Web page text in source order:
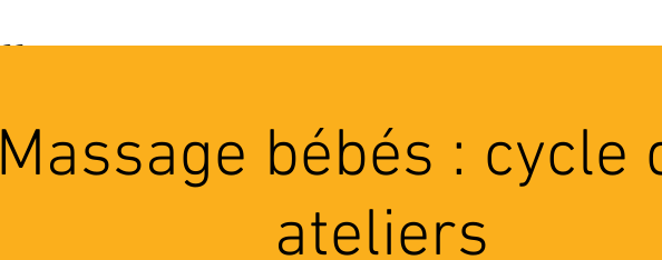
Massage bébés : cycle
ateliers